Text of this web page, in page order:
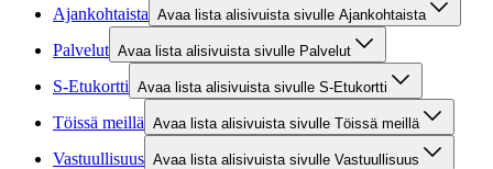
Ajankohtaista Avaa lista alisivuista sivulle Ajankohtaista
Palvelut Avaa lista alisivuista sivulle Palvelut
S-Etukortti Avaa lista alisivuista sivulle S-Etukortti
Töissä meillä Avaa lista alisivuista sivulle Töissä meillä
Vastuullisuus Avaa lista alisivuista sivulle Vastuullisuus